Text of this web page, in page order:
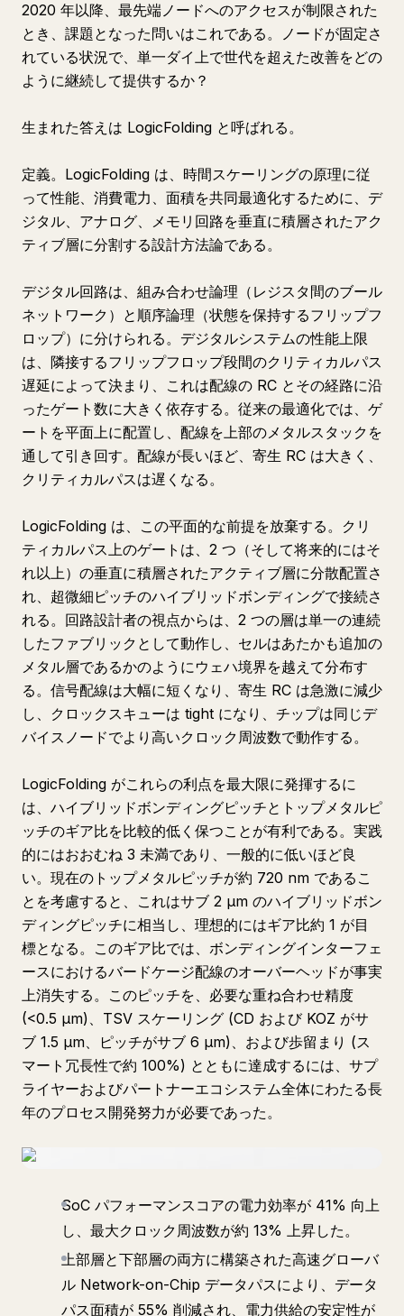
2020 年以降、最先端ノードへのアクセスが制限された
とき、課題となった問いはこれである。ノードが固定さ
れている状況で、単一ダイ上で世代を超えた改善をどの
ように継続して提供するか？
生まれた答えは LogicFolding と呼ばれる。
定義。LogicFolding は、時間スケーリングの原理に従
って性能、消費電力、面積を共同最適化するために、デ
ジタル、アナログ、メモリ回路を垂直に積層されたアク
ティブ層に分割する設計方法論である。
デジタル回路は、組み合わせ論理（レジスタ間のブール
ネットワーク）と順序論理（状態を保持するフリップフ
ロップ）に分けられる。デジタルシステムの性能上限
は、隣接するフリップフロップ段間のクリティカルパス
遅延によって決まり、これは配線の RC とその経路に沿
ったゲート数に大きく依存する。従来の最適化では、ゲ
ートを平面上に配置し、配線を上部のメタルスタックを
通して引き回す。配線が長いほど、寄生 RC は大きく、
クリティカルパスは遅くなる。
LogicFolding は、この平面的な前提を放棄する。クリ
ティカルパス上のゲートは、2 つ（そして将来的にはそ
れ以上）の垂直に積層されたアクティブ層に分散配置さ
れ、超微細ピッチのハイブリッドボンディングで接続さ
れる。回路設計者の視点からは、2 つの層は単一の連続
したファブリックとして動作し、セルはあたかも追加の
メタル層であるかのようにウェハ境界を越えて分布す
る。信号配線は大幅に短くなり、寄生 RC は急激に減少
し、クロックスキューは tight になり、チップは同じデ
バイスノードでより高いクロック周波数で動作する。
LogicFolding がこれらの利点を最大限に発揮するに
は、ハイブリッドボンディングピッチとトップメタルピ
ッチのギア比を比較的低く保つことが有利である。実践
的にはおおむね 3 未満であり、一般的に低いほど良
い。現在のトップメタルピッチが約 720 nm であるこ
とを考慮すると、これはサブ 2 μm のハイブリッドボン
ディングピッチに相当し、理想的にはギア比約 1 が目
標となる。このギア比では、ボンディングインターフェ
ースにおけるバードケージ配線のオーバーヘッドが事実
上消失する。このピッチを、必要な重ね合わせ精度
(<0.5 μm)、TSV スケーリング (CD および KOZ がサ
ブ 1.5 μm、ピッチがサブ 6 μm)、および歩留まり (ス
マート冗長性で約 100%) とともに達成するには、サプ
ライヤーおよびパートナーエコシステム全体にわたる長
年のプロセス開発努力が必要であった。
SoC パフォーマンスコアの電力効率が 41% 向上
し、最大クロック周波数が約 13% 上昇した。
上部層と下部層の両方に構築された高速グローバ
ル Network-on-Chip データパスにより、データ
パス面積が 55% 削減され、電力供給の安定性が